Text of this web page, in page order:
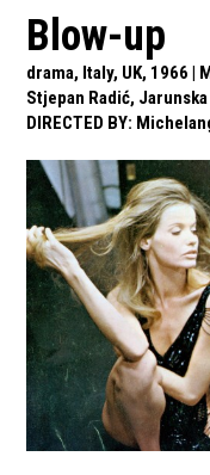
Blow-up
drama, Italy, UK, 1966 |
Stjepan Radić,
DIRECTED BY: